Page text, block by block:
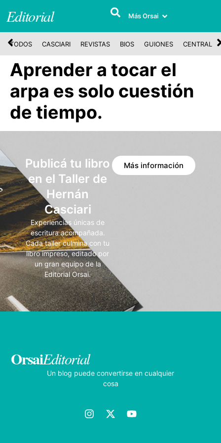
Editorial Más Orsai
TODOS CASCIARI REVISTAS BIOS GUIONES CENTRAL
Aprender a tocar el
arpa es solo cuestión
de tiempo.
Publicá tu libro
en el Taller de
Hernán
Casciari
Experiencias únicas de
escritura acompañada.
Cada taller culmina con tu
libro impreso, editado por
un gran equipo de la
Editorial Orsai.
Más información
OrsaiEditorial
Un blog puede convertirse en cualquier
cosa